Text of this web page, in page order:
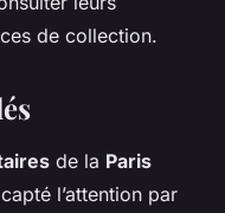
de collection.
de la Paris
l’attention par